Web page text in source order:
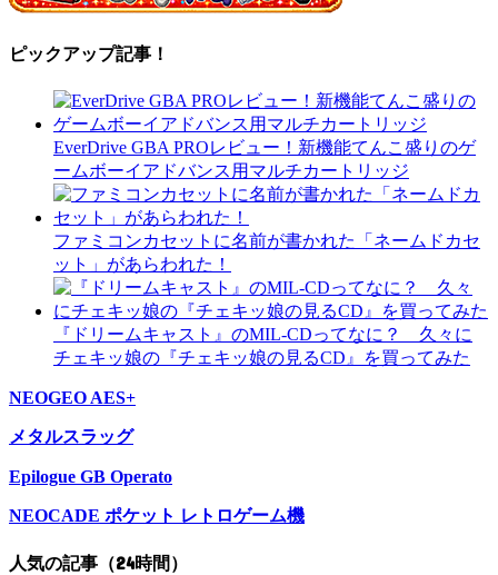
ピックアップ記事！
EverDrive GBA PROレビュー！新機能てんこ盛りのゲ
ームボーイアドバンス用マルチカートリッジ
ファミコンカセットに名前が書かれた「ネームドカセ
ット」があらわれた！
『ドリームキャスト』のMIL-CDってなに？ 久々に
チェキッ娘の『チェキッ娘の見るCD』を買ってみた
NEOGEO AES+
メタルスラッグ
Epilogue GB Operato
NEOCADE ポケット レトロゲーム機
人気の記事（24時間）